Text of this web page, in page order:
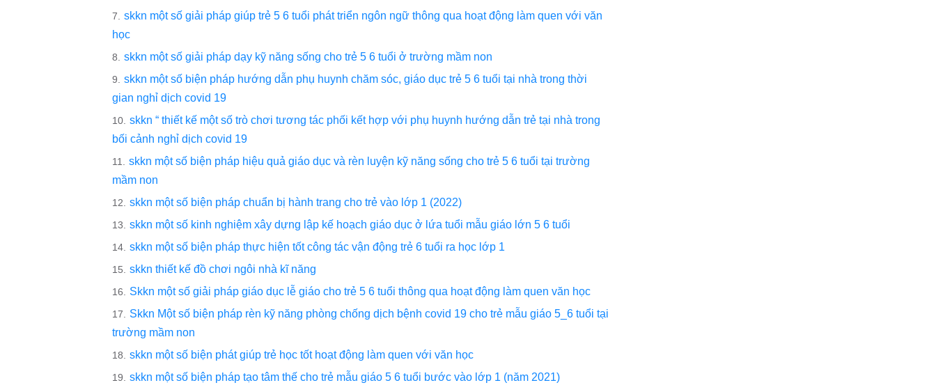
skkn một số giải pháp giúp trẻ 5 6 tuổi phát triển ngôn ngữ thông qua hoạt động làm quen với văn
học
skkn một số giải pháp dạy kỹ năng sống cho trẻ 5 6 tuổi ở trường mầm non
skkn một số biện pháp hướng dẫn phụ huynh chăm sóc, giáo dục trẻ 5 6 tuổi tại nhà trong thời
gian nghỉ dịch covid 19
skkn “ thiết kế một số trò chơi tương tác phối kết hợp với phụ huynh hướng dẫn trẻ tại nhà trong
bối cảnh nghỉ dịch covid 19
skkn một số biện pháp hiệu quả giáo dục và rèn luyện kỹ năng sống cho trẻ 5 6 tuổi tại trường
mầm non
skkn một số biện pháp chuẩn bị hành trang cho trẻ vào lớp 1 (2022)
skkn một số kinh nghiệm xây dựng lập kế hoạch giáo dục ở lứa tuổi mẫu giáo lớn 5 6 tuổi
skkn một số biện pháp thực hiện tốt công tác vận động trẻ 6 tuổi ra học lớp 1
skkn thiết kế đồ chơi ngôi nhà kĩ năng
Skkn một số giải pháp giáo dục lễ giáo cho trẻ 5 6 tuổi thông qua hoạt động làm quen văn học
Skkn Một số biện pháp rèn kỹ năng phòng chống dịch bệnh covid 19 cho trẻ mẫu giáo 5_6 tuổi tại
trường mầm non
skkn một số biện phát giúp trẻ học tốt hoạt động làm quen với văn học
skkn một số biện pháp tạo tâm thế cho trẻ mẫu giáo 5 6 tuổi bước vào lớp 1 (năm 2021)